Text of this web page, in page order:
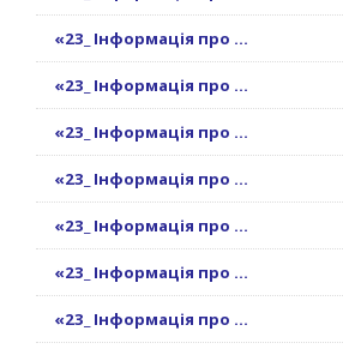
«23_ Інформація про ...
«23_ Інформація про ...
«23_ Інформація про ...
«23_ Інформація про ...
«23_ Інформація про ...
«23_ Інформація про ...
«23_ Інформація про ...